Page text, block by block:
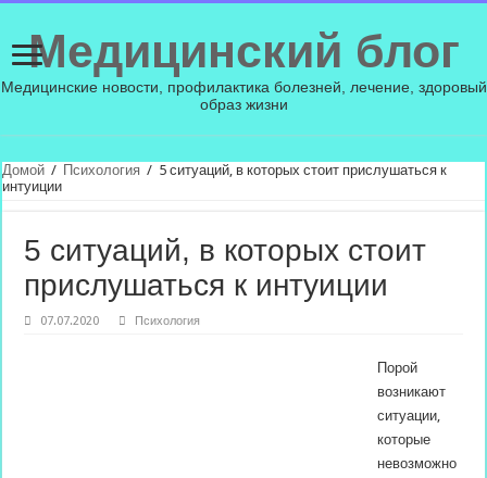
Медицинский блог
Медицинские новости, профилактика болезней, лечение, здоровый
образ жизни
Домой / Психология / 5 ситуаций, в которых стоит прислушаться к
интуиции
5 ситуаций, в которых стоит
прислушаться к интуиции
07.07.2020 Психология
Порой
возникают
ситуации,
которые
невозможно